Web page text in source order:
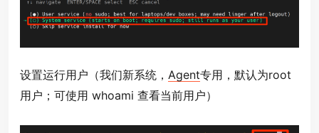
设置运行用户（我们新系统， Agent专用，默认为root
用户；可使用 whoami 查看当前用户）